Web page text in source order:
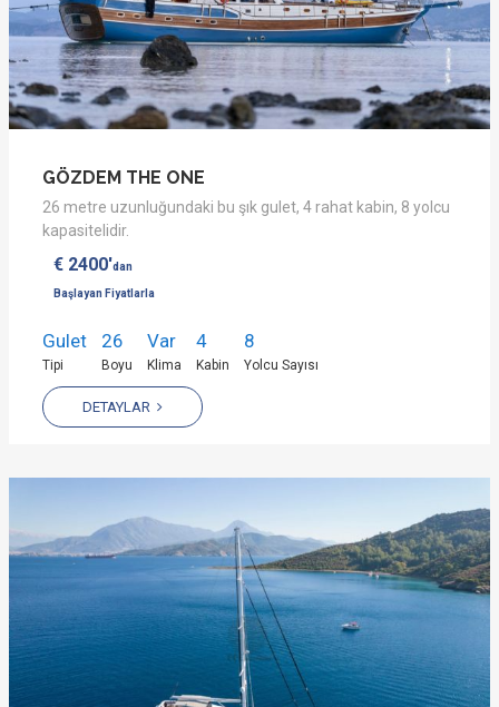
GÖZDEM THE ONE
26 metre uzunluğundaki bu şık gulet, 4 rahat kabin, 8 yolcu
kapasitelidir.
€ 2400'dan
Başlayan Fiyatlarla
Gulet
Tipi
26
Boyu
Var
Klima
4
Kabin
8
Yolcu Sayısı
DETAYLAR